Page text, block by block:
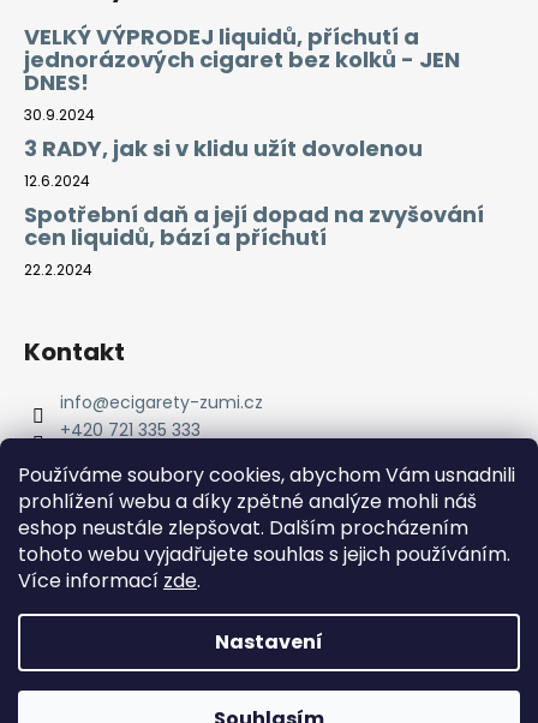
Používáme soubory cookies, abychom Vám usnadnili
prohlížení webu a díky zpětné analýze mohli náš
eshop neustále zlepšovat. Dalším procházením
tohoto webu vyjadřujete souhlas s jejich používáním.
Více informací zde.
Nastavení
Doprava ZDARMA od 2000 Kč! Dárek k objednávce od 2500
VELKÝ VÝPRODEJ liquidů, příchutí a
jednorázových cigaret bez kolků - JEN
DNES!
30.9.2024
3 RADY, jak si v klidu užít dovolenou
12.6.2024
Spotřební daň a její dopad na zvyšování
cen liquidů, bází a příchutí
22.2.2024
Kontakt
info@ecigarety-zumi.cz
+420 721 335 333
Copyright 2026eCigarety ZUMI. Všechna práva